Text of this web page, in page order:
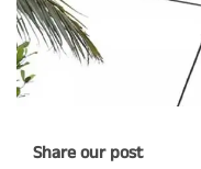
Share our post